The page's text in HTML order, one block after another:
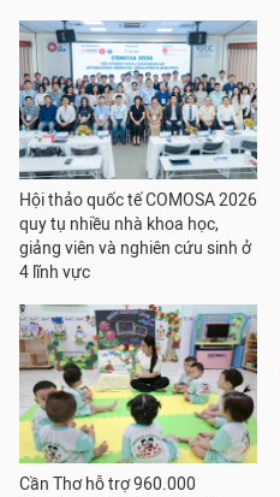
Hội thảo quốc tế COMOSA 2026
quy tụ nhiều nhà khoa học,
giảng viên và nghiên cứu sinh ở
4 lĩnh vực
Cần Thơ hỗ trợ 960.000